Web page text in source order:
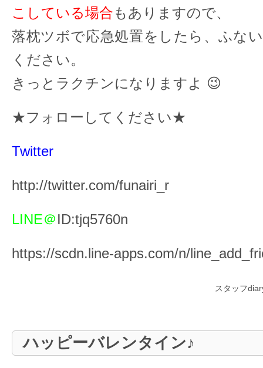
こしている場合もありますので、
落枕ツボで応急処置をしたら、ふな
ください。
きっとラクチンになりますよ 😉
★フォローしてください★
Twitter
http://twitter.com/funairi_r
LINE＠ID:tjq5760n
https://scdn.line-apps.com/n/
スタッフ
ハッピーバレンタイン♪